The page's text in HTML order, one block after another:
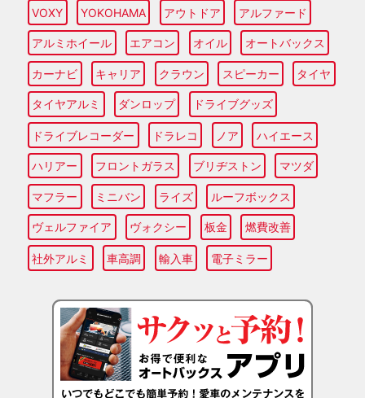
VOXY YOKOHAMA アウトドア アルファード
アルミホイール エアコン オイル オートバックス
カーナビ キャリア クラウン スピーカー タイヤ
タイヤアルミ ダンロップ ドライブグッズ
ドライブレコーダー ドラレコ ノア ハイエース
ハリアー フロントガラス ブリヂストン マツダ
マフラー ミニバン ライズ ルーフボックス
ヴェルファイア ヴォクシー 板金 燃費改善
社外アルミ 車高調 輸入車 電子ミラー